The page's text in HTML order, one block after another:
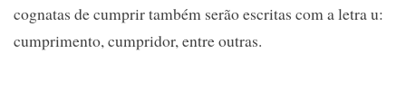
cognatas de cumprir também serão escritas com a letra u:
cumprimento, cumpridor, entre outras.